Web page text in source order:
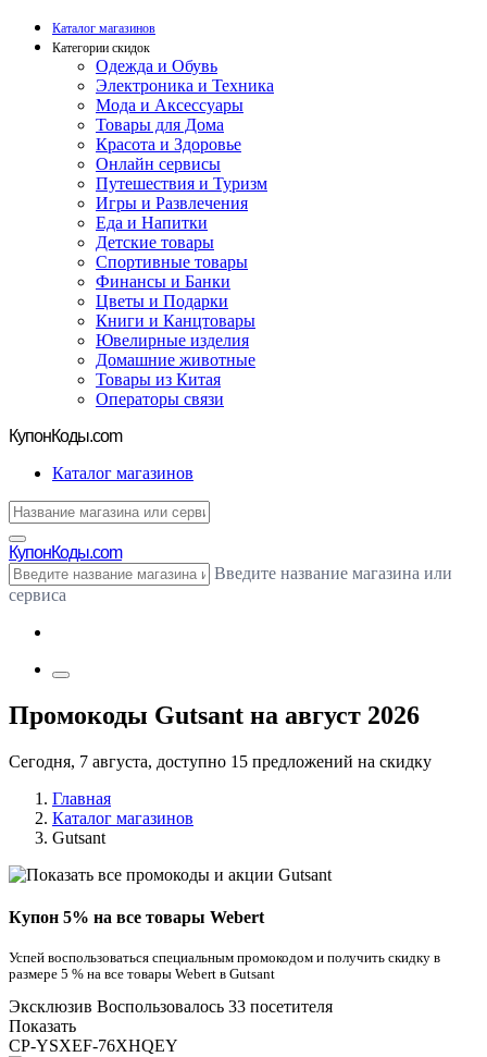
Каталог магазинов
Категории скидок
Одежда и Обувь
Электроника и Техника
Мода и Аксессуары
Товары для Дома
Красота и Здоровье
Онлайн сервисы
Путешествия и Туризм
Игры и Развлечения
Еда и Напитки
Детские товары
Спортивные товары
Финансы и Банки
Цветы и Подарки
Книги и Канцтовары
Ювелирные изделия
Домашние животные
Товары из Китая
Операторы связи
КупонКоды.com
Каталог магазинов
КупонКоды.com
Введите название магазина или
сервиса
Промокоды Gutsant на август 2026
Сегодня, 7 августа, доступно 15 предложений на скидку
Главная
Каталог магазинов
Gutsant
Купон 5% на все товары Webert
Успей воспользоваться специальным промокодом и получить скидку в
размере 5 % на все товары Webert в Gutsant
Эксклюзив Воспользовалось 33 посетителя
Показать
CP-YSXEF-76XHQEY